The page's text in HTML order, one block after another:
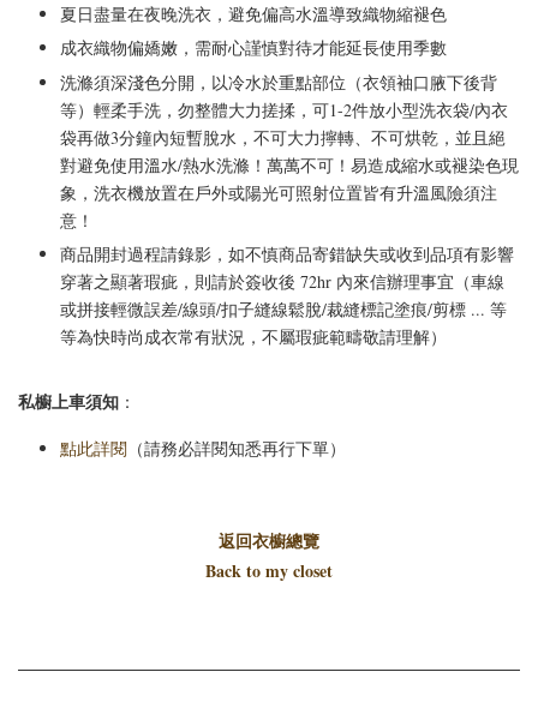
夏日盡量在夜晚洗衣，避免偏高水溫導致織物縮褪色
成衣織物偏嬌嫩，需耐心謹慎對待才能延長使用季數
洗滌須深淺色分開，以冷水於重點部位（衣領袖口腋下後背
等）輕柔手洗，勿整體大力搓揉，可1-2件放小型洗衣袋/內衣
袋再做3分鐘內短暫脫水，不可大力擰轉、不可烘乾，並且絕
對避免使用溫水/熱水洗滌！萬萬不可！易造成縮水或褪染色現
象，洗衣機放置在戶外或陽光可照射位置皆有升溫風險須注
意！
商品開封過程請錄影，如不慎商品寄錯缺失或收到品項有影響
穿著之顯著瑕疵，則請於簽收後 72hr 內來信辦理事宜（車線
或拼接輕微誤差/線頭/扣子縫線鬆脫/裁縫標記塗痕/剪標 ... 等
等為快時尚成衣常有狀況，不屬瑕疵範疇敬請理解）
私櫥上車須知 ：
點此詳閱 （請務必詳閱知悉再行下單）
返回衣櫥總覽
Back to my closet